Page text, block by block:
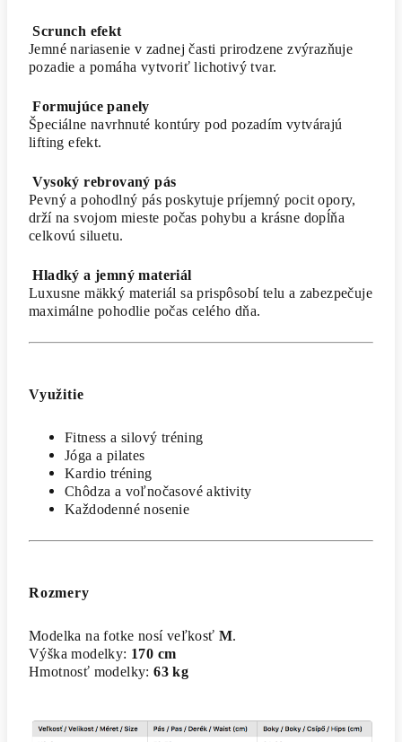
Scrunch efekt
Jemné nariasenie v zadnej časti prirodzene zvýrazňuje
pozadie a pomáha vytvoriť lichotivý tvar.
Formujúce panely
Špeciálne navrhnuté kontúry pod pozadím vytvárajú
lifting efekt.
Vysoký rebrovaný pás
Pevný a pohodlný pás poskytuje príjemný pocit opory,
drží na svojom mieste počas pohybu a krásne dopĺňa
celkovú siluetu.
Hladký a jemný materiál
Luxusne mäkký materiál sa prispôsobí telu a zabezpečuje
maximálne pohodlie počas celého dňa.
Využitie
Fitness a silový tréning
Jóga a pilates
Kardio tréning
Chôdza a voľnočasové aktivity
Každodenné nosenie
Rozmery
Modelka na fotke nosí veľkosť M.
Výška modelky: 170 cm
Hmotnosť modelky:63 kg